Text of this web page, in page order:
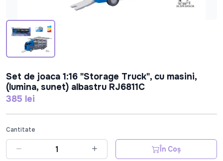
Set de joaca 1:16 "Storage Truck", cu masini,
(lumina, sunet) albastru RJ6811C
385 lei
Cantitate
În Coș